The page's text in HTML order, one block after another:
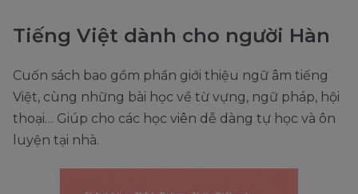
Tiếng Việt dành cho người Hàn
Cuốn sách bao gồm phần giới thiệu ngữ âm tiếng
Việt, cùng những bài học về từ vựng, ngữ pháp, hội
thoại… Giúp cho các học viên dễ dàng tự học và ôn
luyện tại nhà.